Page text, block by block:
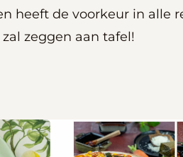
heeft de voorkeur in alle
zal zeggen aan tafel!
Lees
meer